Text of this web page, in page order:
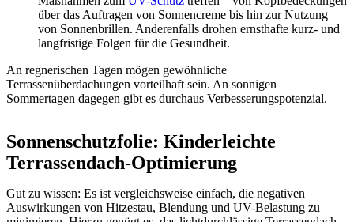
über das Auftragen von Sonnencreme bis hin zur Nutzung
von Sonnenbrillen. Anderenfalls drohen ernsthafte kurz- und
langfristige Folgen für die Gesundheit.
An regnerischen Tagen mögen gewöhnliche
Terrassenüberdachungen vorteilhaft sein. An sonnigen
Sommertagen dagegen gibt es durchaus Verbesserungspotenzial.
Sonnenschutzfolie: Kinderleichte
Terrassendach-Optimierung
Gut zu wissen: Es ist vergleichsweise einfach, die negativen
Auswirkungen von Hitzestau, Blendung und UV-Belastung zu